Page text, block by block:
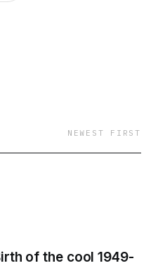
NEWEST FIRST
of the cool 1949-